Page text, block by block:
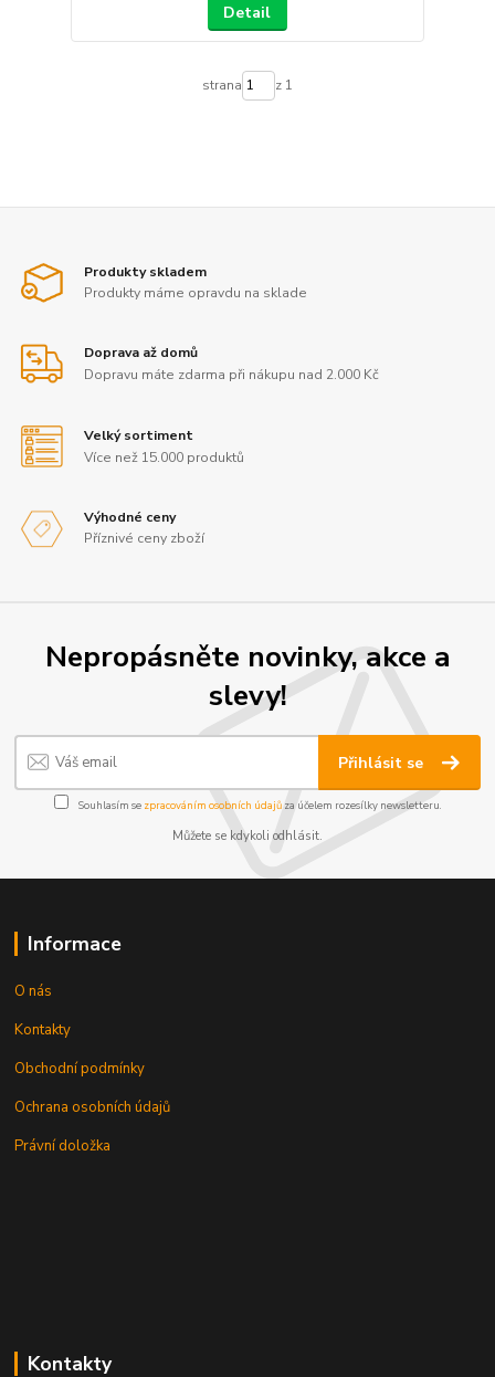
Detail
strana z 1
Produkty skladem
Produkty máme opravdu na sklade
Doprava až domů
Dopravu máte zdarma při nákupu nad 2.000 Kč
Velký sortiment
Více než 15.000 produktů
Výhodné ceny
Příznivé ceny zboží
Nepropásněte novinky, akce a
slevy!
Přihlásit se
Souhlasím se zpracováním osobních údajůza účelem rozesílky newsletteru.
Můžete se kdykoli odhlásit.
Informace
O nás
Kontakty
Obchodní podmínky
Ochrana osobních údajů
Právní doložka
Kontakty